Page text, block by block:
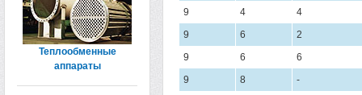
9
4
4
9
6
2
9
6
6
9
8
-
Теплообменные
аппараты